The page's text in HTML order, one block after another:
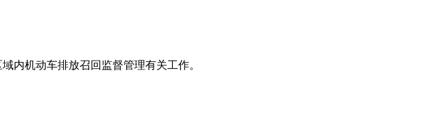
内机动车排放召回监督管理有关工作。